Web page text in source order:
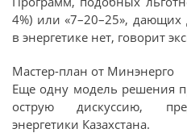
4%) или «7–20–25»,
в энергетике нет, говорит
Мастер-план от Минэнерго
Еще одну модель решения
острую дискуссию,
энергетики Казахстана.